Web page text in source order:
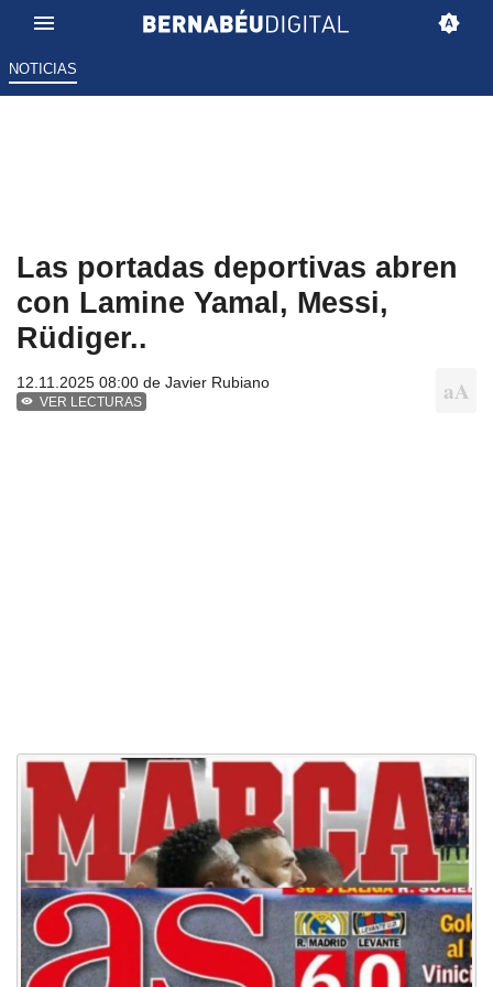
NOTICIAS
Las portadas deportivas abren
con Lamine Yamal, Messi,
Rüdiger..
12.11.2025 08:00 de Javier Rubiano
VER LECTURAS